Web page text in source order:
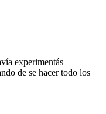
experimentás
de se hacer todo los